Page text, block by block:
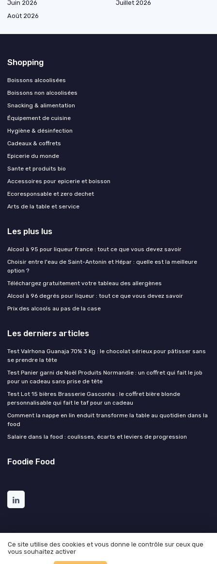
Juin 2026
Juillet 2026
Août 2026
Shopping
Boissons alcoolisées
Boissons non alcoolisées
Snacking & alimentation
Équipement de cuisine
Hygiène & désinfection
Cadeaux & coffrets
Epicerie du monde
Sante et produits bio
Accessoires pour epicerie et boisson
Ecoresponsable et zero dechet
Arts de la table et service
Les plus lus
Alcool à 95 pour liqueur france : tout ce que vous devez savoir
Choisir entre l'eau de Saint-Antonin et Hépar : quelle est la meilleure
option ?
Téléchargez gratuitement votre tableau des allergènes
Alcool à 96 degrés pour liqueur : tout ce que vous devez savoir
Prix des alcools au pas de la case
Les derniers articles
Test Valrhona Guanaja 70% 3 kg : le chocolat sérieux pour pâtisser sans
se prendre la tête
Test Panier garni de Noël Produits Normandie : un coffret qui fait le job
pour un cadeau sans prise de tête
Test Lot 15 bières Brasserie Gasconha : le coffret bière blonde
personnalisable qui fait le taf pour un cadeau
Comment la nappe en lin enduit transforme la table au quotidien dans la
food
Salaire dans la food : coulisses, écarts et leviers de progression
Foodie Food
Mentions légales
Ce site utilise des cookies et vous donne le contrôle sur ceux que
vous souhaitez activer